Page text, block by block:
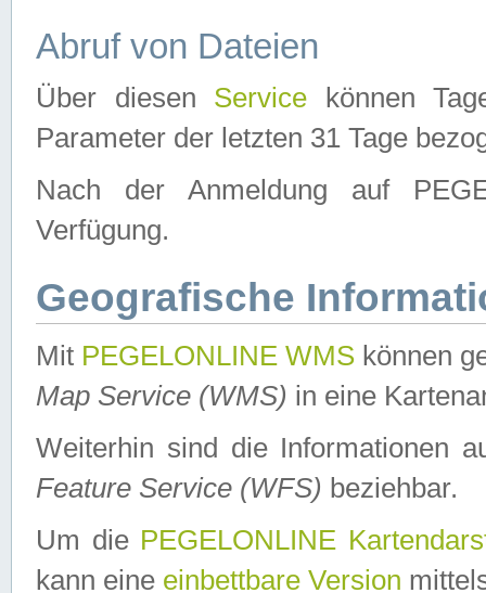
Abruf von Dateien
Über diesen Service können
Parameter der letzten 31 Tage
Nach der Anmeldung auf
Verfügung.
Geografische
Mit PEGELONLINE WMS können
Map Service (WMS) in eine
Weiterhin sind die Informationen
Feature Service (WFS) beziehbar.
Um die PEGELONLINE
kann eine einbettbare Version